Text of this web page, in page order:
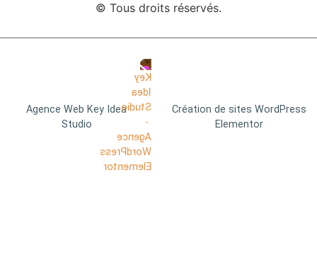
© Tous droits réservés.
Agence Web Key Idea
Studio
Création de sites WordPress
Elementor